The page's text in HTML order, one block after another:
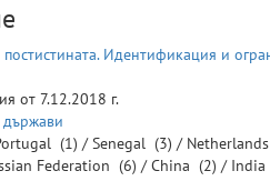
постистината. Идентификация и
от 7.12.2018 г.
държави
(1) /Senegal (3) / Netherlands
Federation (6) /China (2) / India